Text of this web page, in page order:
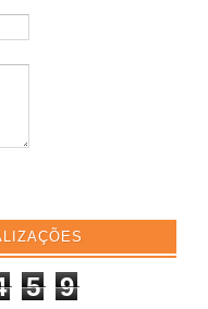
5 9